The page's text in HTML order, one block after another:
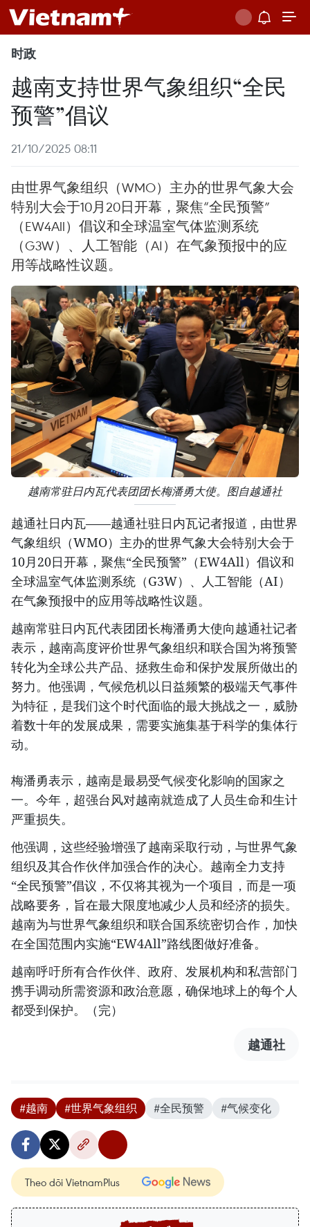
时政
越南支持世界气象组织“全民
预警”倡议
21/10/2025 08:11
由世界气象组织（WMO）主办的世界气象大会
特别大会于10月20日开幕，聚焦“全民预警”
（EW4All）倡议和全球温室气体监测系统
（G3W）、人工智能（AI）在气象预报中的应
用等战略性议题。 ​
越南常驻日内瓦代表团团长梅潘勇大使。图自越通社
越通社日内瓦——越通社驻日内瓦记者报道，由世界
气象组织（WMO）主办的世界气象大会特别大会于
10月20日开幕，聚焦“全民预警”（EW4All）倡议和
全球温室气体监测系统（G3W）、人工智能（AI）
在气象预报中的应用等战略性议题。
越南常驻日内瓦代表团团长梅潘勇大使向越通社记者
表示，越南高度评价世界气象组织和联合国为将预警
转化为全球公共产品、拯救生命和保护发展所做出的
努力。他强调，气候危机以日益频繁的极端天气事件
为特征，是我们这个时代面临的最大挑战之一，威胁
着数十年的发展成果，需要实施集基于科学的集体行
动。
梅潘勇表示，越南是最易受气候变化影响的国家之
一。今年，超强台风对越南就造成了人员生命和生计
严重损失。
他强调，这些经验增强了越南采取行动，与世界气象
组织及其合作伙伴加强合作的决心。越南全力支持
“全民预警”倡议，不仅将其视为一个项目，而是一项
战略要务，旨在最大限度地减少人员和经济的损失。
越南为与世界气象组织和联合国系统密切合作，加快
在全国范围内实施“EW4All”路线图做好准备。
越南呼吁所有合作伙伴、政府、发展机构和私营部门
携手调动所需资源和政治意愿，确保地球上的每个人
都受到保护。（完）
越通社
#越南 #世界气象组织 #全民预警 #气候变化
Theo dõi VietnamPlus